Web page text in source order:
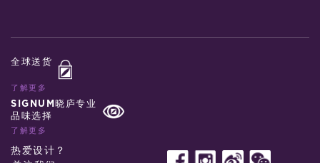
全球送货
了解更多
SIGNUM晓庐专业
品味选择
了解更多
热爱设计？